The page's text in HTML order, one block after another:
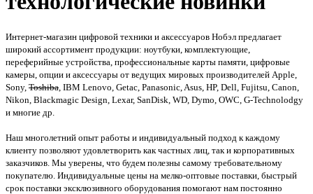
Интернет-магазин цифровой техники и аксессуаров Нобэл предлагает
широкий ассортимент продукции: ноутбуки, комплектующие,
переферийные устройства, профессиональные карты памяти, цифровые
камеры, опции и аксессуары от ведущих мировых производителей Apple,
Sony, Toshiba , IBM Lenovo, Getac, Panasonic, Asus, HP, Dell, Fujitsu, Canon,
Nikon, Blackmagic Design, Lexar, SanDisk, WD, Dymo, OWC, G-Technolodgy
и многие др.
Наш многолетний опыт работы и индивидуальный подход к каждому
клиенту позволяют удовлетворить как частных лиц, так и корпоративных
заказчиков. Мы уверены, что будем полезны самому требовательному
покупателю. Индивидуальные цены на мелко-оптовые поставки, быстрый
срок поставки эксклюзивного оборудования помогают нам постоянно